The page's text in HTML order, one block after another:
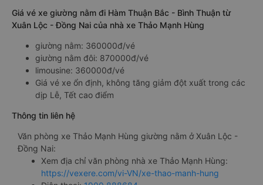
Thuận Thảo Mạnh Hùng
Giá vé xe giường nằm đi Hàm Thuận Bắc - Bình Thuận từ
Xuân Lộc - Đồng Nai của nhà xe Thảo Mạnh Hùng
giường nằm: 360000đ/vé
giường nằm đôi: 870000đ/vé
limousine: 360000đ/vé
dịp Lễ, Tết cao điểm
Thông tin liên hệ
Văn phòng xe Thảo Mạnh Hùng giường nằm ở Xuân Lộc -